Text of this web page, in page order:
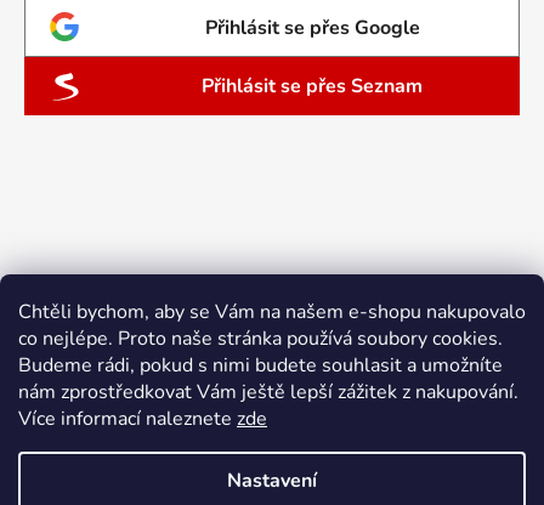
Chtěli bychom, aby se Vám na našem e-shopu nakupovalo
co nejlépe. Proto naše stránka používá soubory cookies.
Budeme rádi, pokud s nimi budete souhlasit a umožníte
nám zprostředkovat Vám ještě lepší zážitek z nakupování.
Více informací naleznete zde
Nastavení
Přihlásit se přes Google
Přihlásit se přes Seznam